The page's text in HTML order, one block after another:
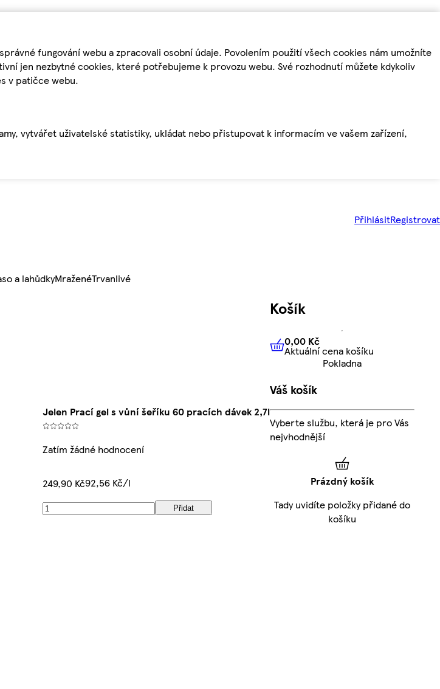
fungování webu a zpracovali osobní údaje. Povolením použití všech cookies nám umožníte
jen nezbytné cookies, které potřebujeme k provozu webu. Své rozhodnutí můžete kdykoliv
v patičce webu.
vytvářet uživatelské statistiky, ukládat nebo přistupovat k informacím ve vašem zařízení,
PřihlásitRegistrovat
a lahůdkyMraženéTrvanlivé
Jelen Prací gel s vůní šeříku 60 pracích dávek 2,7l
Zatím žádné hodnocení
249,90 Kč92,56 Kč/l
Přidat
Košík
0,00 KčAktuální cena košíku
0,00 Kč
Aktuální cena košíku
Pokladna
Váš košík
Vyberte službu, která je pro Vás
nejvhodnější
Prázdný košík
Tady uvidíte položky přidané do
košíku